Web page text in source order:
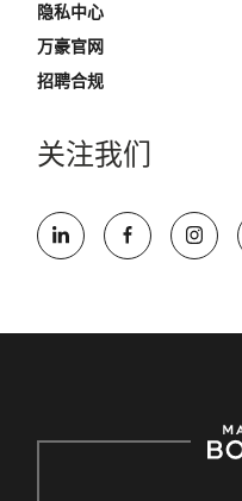
隐私中心
万豪官网
招聘合规
关注我们